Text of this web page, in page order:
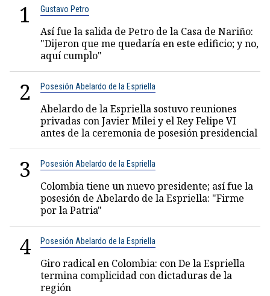
1 Gustavo Petro
Así fue la salida de Petro de la Casa de Nariño:
"Dijeron que me quedaría en este edificio; y no,
aquí cumplo"
2 Posesión Abelardo de la Espriella
Abelardo de la Espriella sostuvo reuniones
privadas con Javier Milei y el Rey Felipe VI
antes de la ceremonia de posesión presidencial
3 Posesión Abelardo de la Espriella
Colombia tiene un nuevo presidente; así fue la
posesión de Abelardo de la Espriella: "Firme
por la Patria"
4 Posesión Abelardo de la Espriella
Giro radical en Colombia: con De la Espriella
termina complicidad con dictaduras de la
región